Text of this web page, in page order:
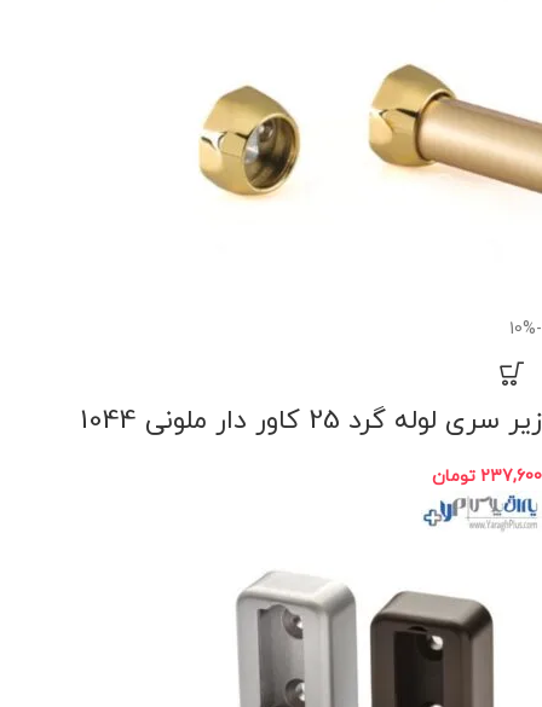
-10%
زیر سری لوله گرد 25 کاور دار ملونی 1044
237,600 تومان